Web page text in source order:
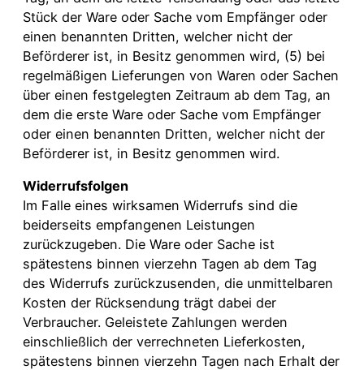
Stück der Ware oder Sache vom Empfänger oder
einen benannten Dritten, welcher nicht der
Beförderer ist, in Besitz genommen wird, (5) bei
regelmäßigen Lieferungen von Waren oder Sachen
über einen festgelegten Zeitraum ab dem Tag, an
dem die erste Ware oder Sache vom Empfänger
oder einen benannten Dritten, welcher nicht der
Beförderer ist, in Besitz genommen wird.
Widerrufsfolgen
Im Falle eines wirksamen Widerrufs sind die
beiderseits empfangenen Leistungen
zurückzugeben. Die Ware oder Sache ist
spätestens binnen vierzehn Tagen ab dem Tag
des Widerrufs zurückzusenden, die unmittelbaren
Kosten der Rücksendung trägt dabei der
Verbraucher. Geleistete Zahlungen werden
einschließlich der verrechneten Lieferkosten,
spätestens binnen vierzehn Tagen nach Erhalt der